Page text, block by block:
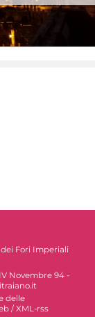
Fori Imperiali
Novembre 94 -
delle
/XML-rss